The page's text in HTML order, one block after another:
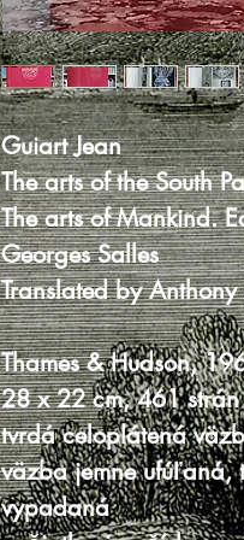
Guiart Jean
The arts of the South
The arts of Mankind.
Georges Salles
Translated by Anthony
Thames & Hudson,
28 x 22 cm, 461 strán
tvrdá celoplátená
väzba jemne ufúľaná,
vypadaná